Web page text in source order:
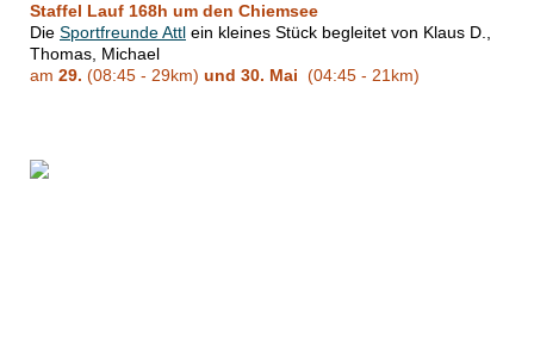
Staffel Lauf 168h um den Chiemsee
Die Sportfreunde Attl ein kleines Stück begleitet von Klaus D.,
Thomas, Michael
am 29. (08:45 - 29km) und 30. Mai (04:45 - 21km)